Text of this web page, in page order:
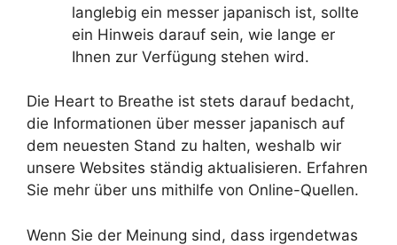
langlebig ein messer japanisch ist, sollte
ein Hinweis darauf sein, wie lange er
Ihnen zur Verfügung stehen wird.
Die Heart to Breathe ist stets darauf bedacht,
die Informationen über messer japanisch auf
dem neuesten Stand zu halten, weshalb wir
unsere Websites ständig aktualisieren. Erfahren
Sie mehr über uns mithilfe von Online-Quellen.
Wenn Sie der Meinung sind, dass irgendetwas